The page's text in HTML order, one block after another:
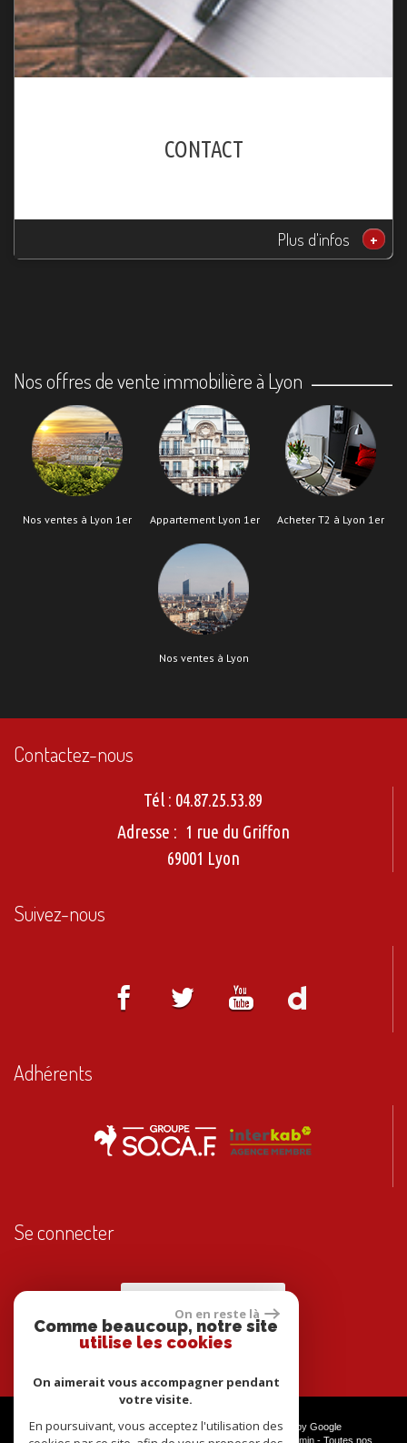
CONTACT
Plus d'infos +
Nos offres de vente immobilière à Lyon
Nos ventes à Lyon 1er Appartement Lyon 1er Acheter T2 à Lyon 1er
Nos ventes à Lyon
Contactez-nous
Tél : 04.87.25.53.89
Adresse : 1 rue du Griffon
69001 Lyon
Suivez-nous
Adhérents
Se connecter
Espace propriétaires
© 2026 | Tous droits réservés | Traduction powered by Google
Plan du site- Mentions légales- Nos honoraires-Liens- Admin- Toutes nos
On en reste là
Comme beaucoup, notre site
utilise les cookies
On aimerait vous accompagner pendant
votre visite.
En poursuivant, vous acceptez l'utilisation des